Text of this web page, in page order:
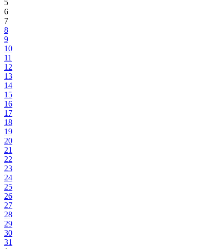
5
6
7
8
9
10
11
12
13
14
15
16
17
18
19
20
21
22
23
24
25
26
27
28
29
30
31